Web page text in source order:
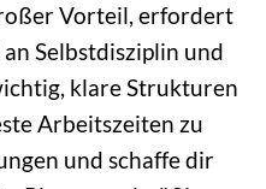
Vorteil, erfordert
Selbstdisziplin und
klare Strukturen
Arbeitszeiten zu
und schaffe dir